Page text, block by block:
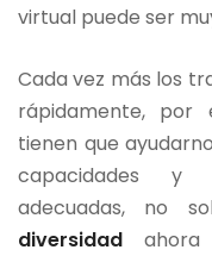
virtual puede ser
Cada vez más los
rápidamente, por
tienen que
capacidades y
adecuadas, no
diversidad